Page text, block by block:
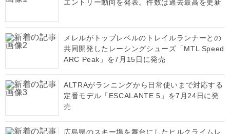
エントリー動向を発表。件数は過去最高を更新
メレルがトップレベルのトレイルランナーとの
共同開発したレーシングシューズ「MTL Speed
ARC Peak」を7月15日に発売
ALTRAがランニングから日常使いまで対応する
定番モデル「ESCALANTE 5」を7月24日に発
売
広島県のスキー場を舞台にしたヒルクライムレ